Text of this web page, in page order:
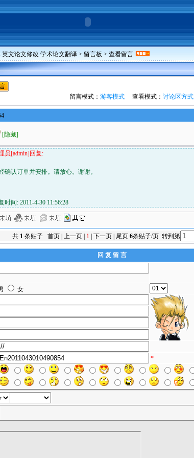
英文论文修改 学术论文翻译 > 留言板 > 查看留言
留言模式： 游客模式 查看模式： 讨论区方式
[隐藏]
员[admin]回复:
确认订单并安排。请放心。谢谢。
时间: 2011-4-30 11:56:28
共 1 条贴子 首页 | 上一页 | 1 | 下一页 | 尾页 6条贴子/页 转到第
回 复 留 言
女
*